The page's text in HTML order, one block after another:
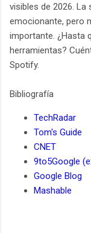
visibles de 2026.
emocionante, pero
importante. ¿Hasta
herramientas?
Spotify.
Bibliografía
TechRadar
Tom's Guide
CNET
9to5Google
Google Blog
Mashable